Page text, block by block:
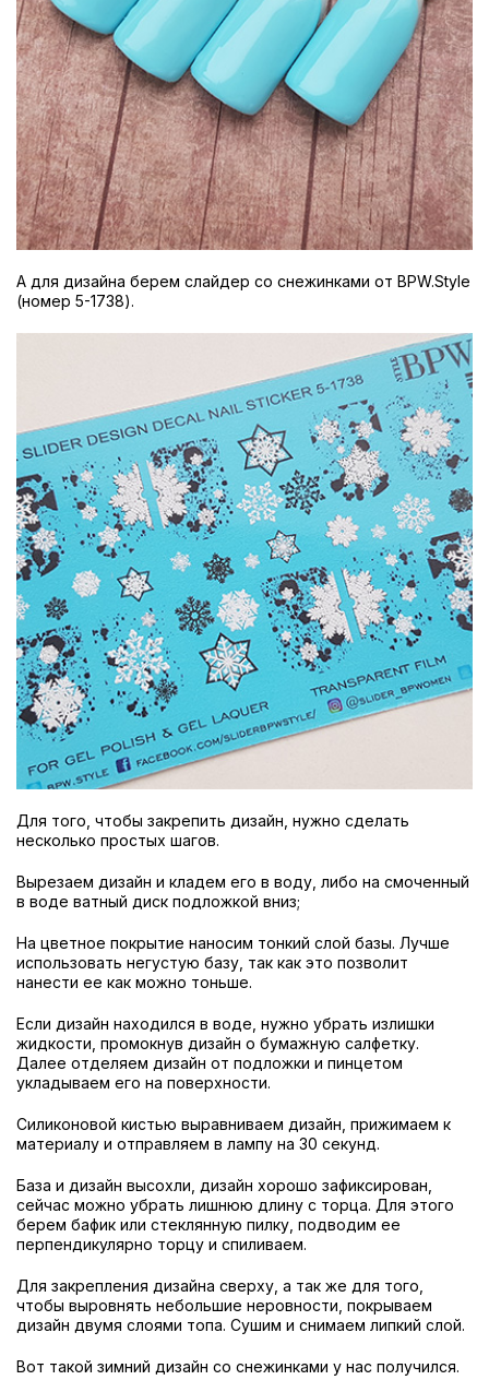
А для дизайна берем слайдер со снежинками от BPW.Style
(номер 5-1738).
Для того, чтобы закрепить дизайн, нужно сделать
несколько простых шагов.
Вырезаем дизайн и кладем его в воду, либо на смоченный
в воде ватный диск подложкой вниз;
На цветное покрытие наносим тонкий слой базы. Лучше
использовать негустую базу, так как это позволит
нанести ее как можно тоньше.
Если дизайн находился в воде, нужно убрать излишки
жидкости, промокнув дизайн о бумажную салфетку.
Далее отделяем дизайн от подложки и пинцетом
укладываем его на поверхности.
Силиконовой кистью выравниваем дизайн, прижимаем к
материалу и отправляем в лампу на 30 секунд.
База и дизайн высохли, дизайн хорошо зафиксирован,
сейчас можно убрать лишнюю длину с торца. Для этого
берем бафик или стеклянную пилку, подводим ее
перпендикулярно торцу и спиливаем.
Для закрепления дизайна сверху, а так же для того,
чтобы выровнять небольшие неровности, покрываем
дизайн двумя слоями топа. Сушим и снимаем липкий слой.
Вот такой зимний дизайн со снежинками у нас получился.